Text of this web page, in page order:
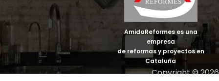
AmidaReformes es una
empresa
de reformas y proyectos en
Cataluña
Copyright ©